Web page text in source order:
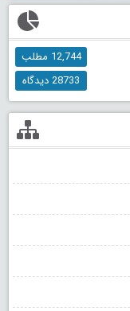
12,744 مطلب
28733 دیدگاه